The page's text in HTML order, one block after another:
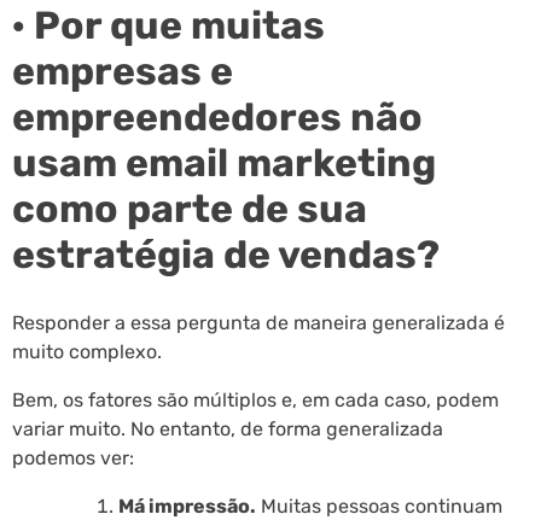
· Por que muitas
empresas e
empreendedores não
usam email marketing
como parte de sua
estratégia de vendas?
Responder a essa pergunta de maneira generalizada é
muito complexo.
Bem, os fatores são múltiplos e, em cada caso, podem
variar muito. No entanto, de forma generalizada
podemos ver:
Má impressão. Muitas pessoas continuam